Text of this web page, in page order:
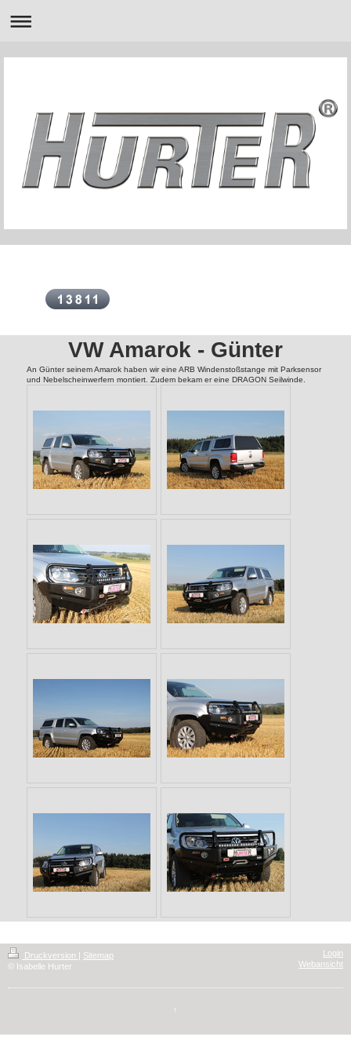
VW Amarok - Günter
An Günter seinem Amarok haben wir eine ARB Windenstoßstange mit Parksensor
und Nebelscheinwerfern montiert. Zudem bekam er eine DRAGON Seilwinde.
Druckversion | Sitemap
© Isabelle Hurter
Login
Webansicht
↑